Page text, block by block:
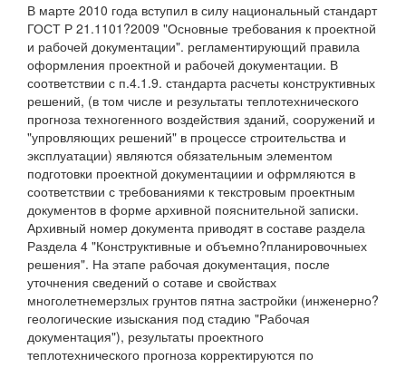
В марте 2010 года вступил в силу национальный стандарт
ГОСТ Р 21.1101?2009 "Основные требования к проектной
и рабочей документации". регламентирующий правила
оформления проектной и рабочей документации. В
соответствии с п.4.1.9. стандарта расчеты конструктивных
решений, (в том числе и результаты теплотехнического
прогноза техногенного воздействия зданий, сооружений и
"упровляющих решений" в процессе строительства и
эксплуатации) являются обязательным элементом
подготовки проектной документациии и офрмляются в
соответствии с требованиями к текстровым проектным
документов в форме архивной пояснительной записки.
Архивный номер документа приводят в составе раздела
Раздела 4 "Конструктивные и объемно?планировочныех
решения". На этапе рабочая документация, после
уточнения сведений о сотаве и свойствах
многолетнемерзлых грунтов пятна застройки (инженерно?
геологические изыскания под стадию "Рабочая
документация"), результаты проектного
теплотехнического прогноза корректируются по